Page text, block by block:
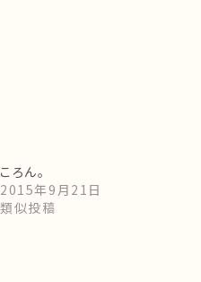
ころん。
2015年9月21日
類似投稿